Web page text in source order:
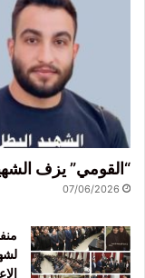
“القومي” يزف
07/06/2026